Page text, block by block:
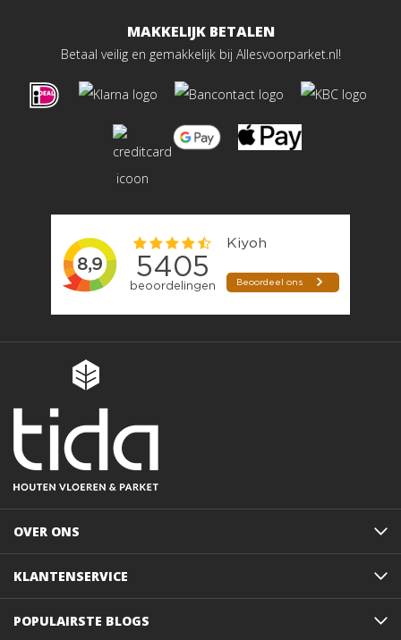
MAKKELIJK BETALEN
Betaal veilig en gemakkelijk bij Allesvoorparket.nl!
OVER ONS
KLANTENSERVICE
POPULAIRSTE BLOGS